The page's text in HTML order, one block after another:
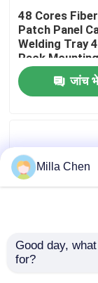
कारखाना भ्रमण
गुणवत्ता नियंत्रण
संपर्क करें
मामलों
48 Cores
Patch Panel
Welding Tray
Rack Mounting
जांच
डाटा सेंटर कैबिनेट
Milla Chen
Good day,
for?